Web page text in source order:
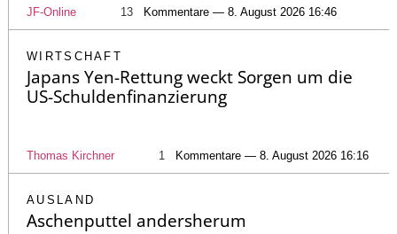
JF-Online 13 Kommentare — 8. August 2026 16:46
WIRTSCHAFT
Japans Yen-Rettung weckt Sorgen um die
US-Schuldenfinanzierung
Thomas Kirchner 1 Kommentare — 8. August 2026 16:16
AUSLAND
Aschenputtel andersherum